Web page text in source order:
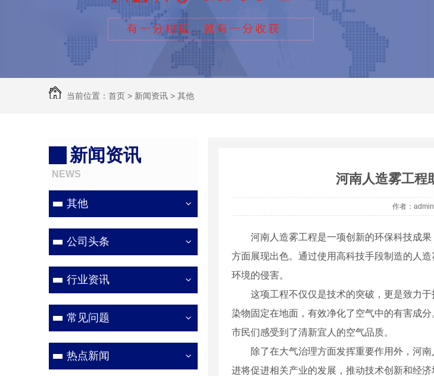
当前位置： 首页 > 新闻资讯 > 其他
新闻资讯
NEWS
其他
公司头条
行业资讯
常见问题
热点新闻
河南人造雾工程
作者：
河南人造雾工程是一项创新的环保科技成
方面展现出色。通过使用高科技手段制造的人
环境的侵害。
这项工程不仅仅是技术的突破，更是致力
染物固定在地面，有效净化了空气中的有害成
市民们感受到了清新宜人的空气品质。
除了在大气治理方面发挥重要作用外，河
进将促进相关产业的发展，推动技术创新和经